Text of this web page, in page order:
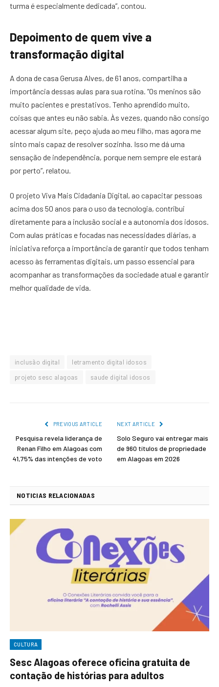
turma é especialmente dedicada”, contou.
Depoimento de quem vive a
transformação digital
A dona de casa Gerusa Alves, de 61 anos, compartilha a
importância dessas aulas para sua rotina. “Os meninos são
muito pacientes e prestativos. Tenho aprendido muito,
coisas que antes eu não sabia. Às vezes, quando não consigo
acessar algum site, peço ajuda ao meu filho, mas agora me
sinto mais capaz de resolver sozinha. Isso me dá uma
sensação de independência, porque nem sempre ele estará
por perto”, relatou.
O projeto Viva Mais Cidadania Digital, ao capacitar pessoas
acima dos 50 anos para o uso da tecnologia, contribui
diretamente para a inclusão social e a autonomia dos idosos.
Com aulas práticas e focadas nas necessidades diárias, a
iniciativa reforça a importância de garantir que todos tenham
acesso às ferramentas digitais, um passo essencial para
acompanhar as transformações da sociedade atual e garantir
melhor qualidade de vida.
inclusão digital
letramento digital idosos
projeto sesc alagoas
saude digital idosos
PREVIOUS ARTICLE
Pesquisa revela liderança de
Renan Filho em Alagoas com
41,75% das intenções de voto
NEXT ARTICLE
Solo Seguro vai entregar mais
de 960 títulos de propriedade
em Alagoas em 2026
NOTICIAS RELACIONADAS
CULTURA
Sesc Alagoas oferece oficina gratuita de
contação de histórias para adultos